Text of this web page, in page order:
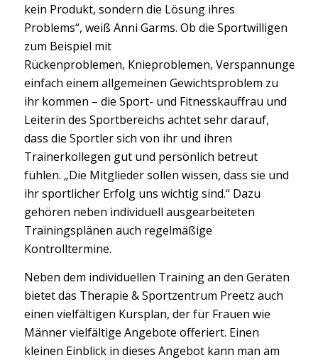
kein Produkt, sondern die Lösung ihres
Problems“, weiß Anni Garms. Ob die Sportwilligen
zum Beispiel mit
Rückenproblemen, Knieproblemen, Verspannungen
einfach einem allgemeinen Gewichtsproblem zu
ihr kommen – die Sport- und Fitnesskauffrau und
Leiterin des Sportbereichs achtet sehr darauf,
dass die Sportler sich von ihr und ihren
Trainerkollegen gut und persönlich betreut
fühlen. „Die Mitglieder sollen wissen, dass sie und
ihr sportlicher Erfolg uns wichtig sind.“ Dazu
gehören neben individuell ausgearbeiteten
Trainingsplänen auch regelmäßige
Kontrolltermine.
Neben dem individuellen Training an den Geräten
bietet das Therapie & Sportzentrum Preetz auch
einen vielfältigen Kursplan, der für Frauen wie
Männer vielfältige Angebote offeriert. Einen
kleinen Einblick in dieses Angebot kann man am